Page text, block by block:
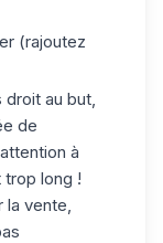
(rajoutez
au but,
de
à
long !
la vente,